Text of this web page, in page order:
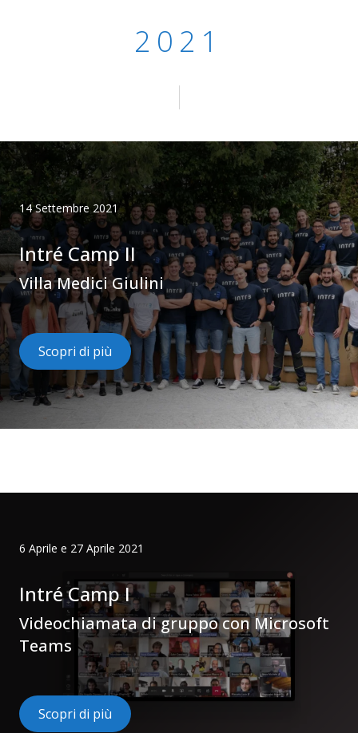
2021
14 Settembre 2021
Intré Camp II
Villa Medici Giulini
Scopri di più
6 Aprile e 27 Aprile 2021
Intré Camp I
Videochiamata di gruppo con Microsoft
Teams
Scopri di più